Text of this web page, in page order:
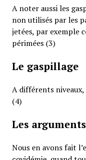
A noter aussi les
non utilisés par les
jetées, par exemple
périmées (3)
Le gaspillage
A différents
(4)
Les
Nous en avons fait